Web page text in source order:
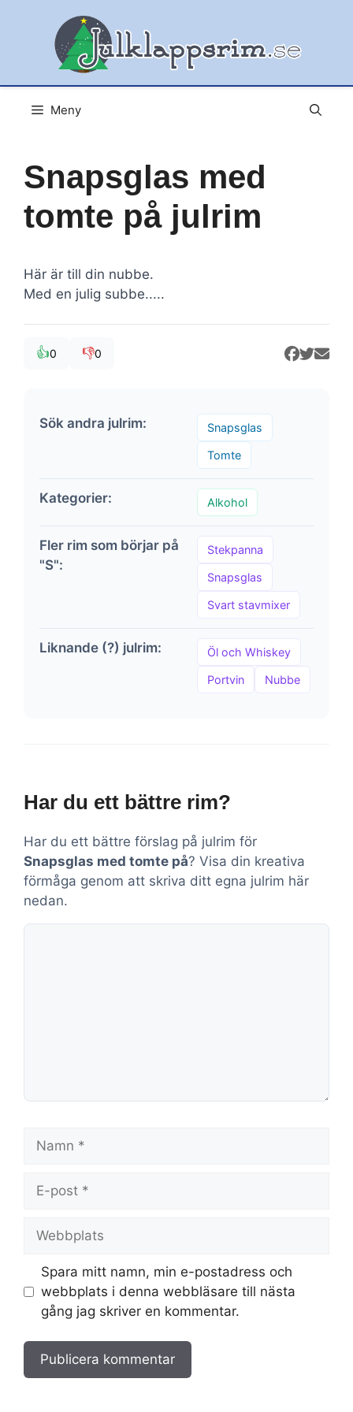
Meny
Snapsglas med
tomte på julrim
Här är till din nubbe.
Med en julig subbe.....
👍0 👎0
Sök andra julrim: Snapsglas
Tomte
Kategorier: Alkohol
Fler rim som börjar på
"S":
Stekpanna
Snapsglas
Svart stavmixer
Liknande (?) julrim: Öl och Whiskey
Portvin Nubbe
Har du ett bättre rim?
Har du ett bättre förslag på julrim för
Snapsglas med tomte på? Visa din kreativa
förmåga genom att skriva ditt egna julrim här
nedan.
Kommentar
post
Spara mitt namn, min e-postadress och
webbplats i denna webbläsare till nästa
gång jag skriver en kommentar.